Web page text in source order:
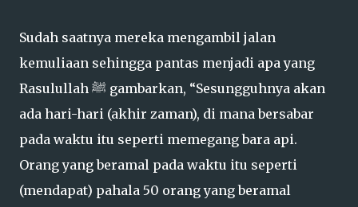
Sudah saatnya mereka mengambil jalan
kemuliaan sehingga pantas menjadi apa yang
Rasulullah ﷺ gambarkan, “Sesungguhnya akan
ada hari-hari (akhir zaman), di mana bersabar
pada waktu itu seperti memegang bara api.
Orang yang beramal pada waktu itu seperti
(mendapat) pahala 50 orang yang beramal